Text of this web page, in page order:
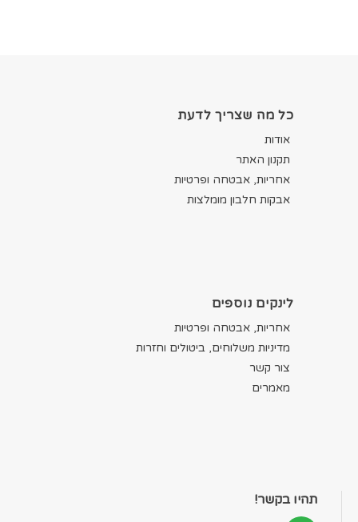
כל מה שצריך לדעת
אודות
תקנון האתר
אחריות, אבטחה ופרטיות
אבקות חלבון מומלצות
לינקים נוספים
אחריות, אבטחה ופרטיות
מדיניות משלוחים, ביטולים וחזרות
צור קשר
מאמרים
תהיו בקשר!